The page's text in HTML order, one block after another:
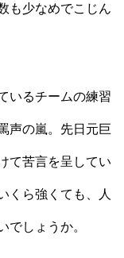
も少なめでこじん
いるチームの練習
声の嵐。先日元巨
て苦言を呈してい
くら強くても、人
でしょうか。